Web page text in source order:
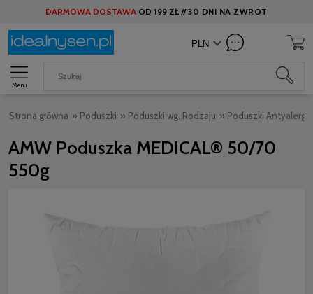
DARMOWA DOSTAWA OD 199 ZŁ //30 DNI NA ZWROT
Menu
Strona główna » Poduszki » Poduszki wg. Rodzaju » Poduszki
AMW Poduszka MEDICAL® 50/70
550g